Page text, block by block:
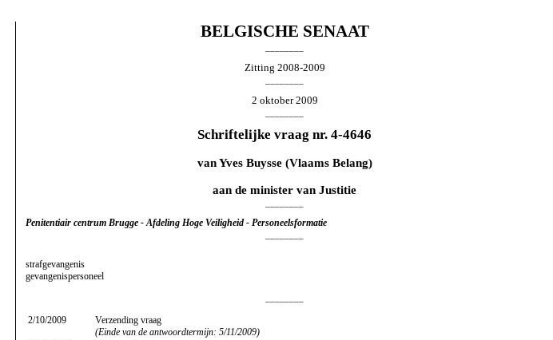
BELGISCHE SENAAT
Zitting 2008-2009
2 oktober 2009
Schriftelijke vraag nr. 4-4646
vanYves Buysse(Vlaams Belang)
aan de minister van Justitie
Penitentiair centrum Brugge - Afdeling Hoge Veiligheid - Personeelsformatie
strafgevangenis
gevangenispersoneel
2/10/2009
Verzending vraag
(Einde van de antwoordtermijn: 5/11/2009)